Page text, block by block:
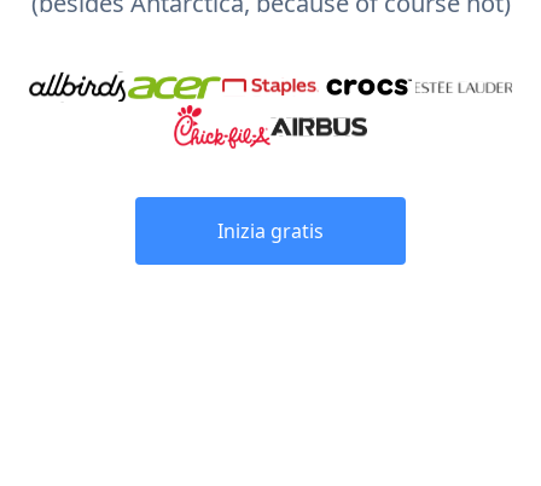
Inizia gratis